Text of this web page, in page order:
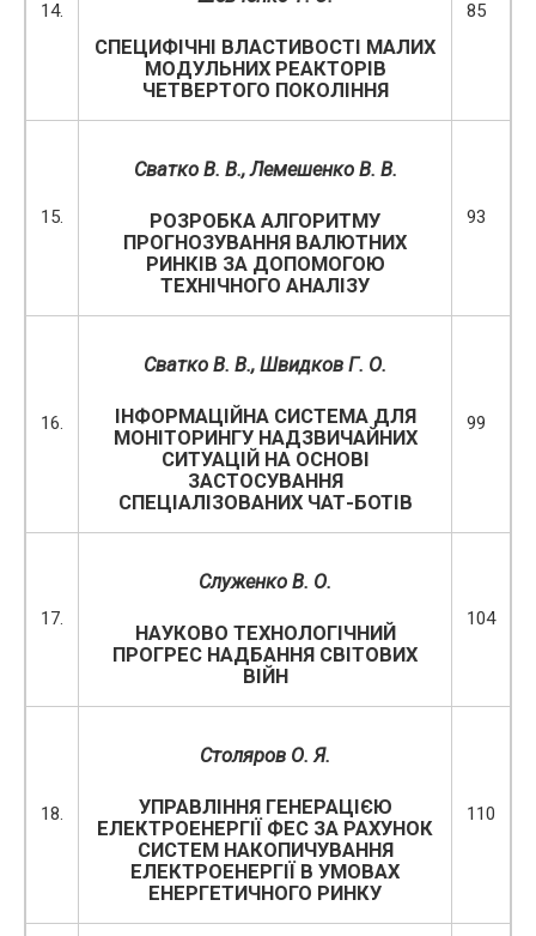
14.
СПЕЦИФІЧНІ ВЛАСТИВОСТІ МАЛИХ
МОДУЛЬНИХ РЕАКТОРІВ
ЧЕТВЕРТОГО ПОКОЛІННЯ
85
15.
Сватко В. В.,Лемешенко В. В.
РОЗРОБКА АЛГОРИТМУ
ПРОГНОЗУВАННЯ ВАЛЮТНИХ
РИНКІВ ЗА ДОПОМОГОЮ
ТЕХНІЧНОГО АНАЛІЗУ
93
16.
Сватко В. В., Швидков Г. О.
ІНФОРМАЦІЙНА СИСТЕМА ДЛЯ
МОНІТОРИНГУ НАДЗВИЧАЙНИХ
СИТУАЦІЙ НА ОСНОВІ
ЗАСТОСУВАННЯ
СПЕЦІАЛІЗОВАНИХ ЧАТ-БОТІВ
99
17.
Служенко В. О.
НАУКОВО ТЕХНОЛОГІЧНИЙ
ПРОГРЕС НАДБАННЯ СВІТОВИХ
ВІЙН
104
18.
Столяров О. Я.
УПРАВЛІННЯ ГЕНЕРАЦІЄЮ
ЕЛЕКТРОЕНЕРГІЇ ФЕС ЗА РАХУНОК
СИСТЕМ НАКОПИЧУВАННЯ
ЕЛЕКТРОЕНЕРГІЇ В УМОВАХ
ЕНЕРГЕТИЧНОГО РИНКУ
110